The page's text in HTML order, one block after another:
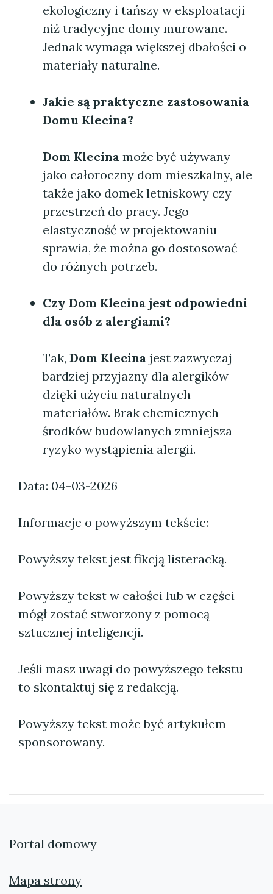
ekologiczny i tańszy w eksploatacji
niż tradycyjne domy murowane.
Jednak wymaga większej dbałości o
materiały naturalne.
Jakie są praktyczne zastosowania
Domu Klecina?
Dom Klecina może być używany
jako całoroczny dom mieszkalny, ale
także jako domek letniskowy czy
przestrzeń do pracy. Jego
elastyczność w projektowaniu
sprawia, że można go dostosować
do różnych potrzeb.
Czy Dom Klecina jest odpowiedni
dla osób z alergiami?
Tak, Dom Klecina jest zazwyczaj
bardziej przyjazny dla alergików
dzięki użyciu naturalnych
materiałów. Brak chemicznych
środków budowlanych zmniejsza
ryzyko wystąpienia alergii.
Data: 04-03-2026
Informacje o powyższym tekście:
Powyższy tekst jest fikcją listeracką.
Powyższy tekst w całości lub w części
mógł zostać stworzony z pomocą
sztucznej inteligencji.
Jeśli masz uwagi do powyższego tekstu
to skontaktuj się z redakcją.
Powyższy tekst może być artykułem
sponsorowany.
Portal domowy
Mapa strony